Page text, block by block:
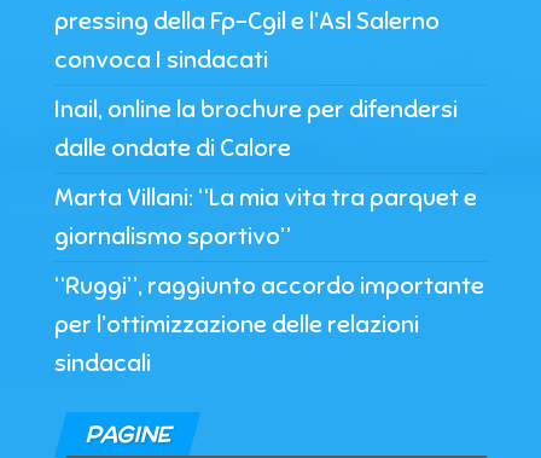
pressing della Fp-Cgil e l’Asl Salerno
convoca I sindacati
Inail, online la brochure per difendersi
dalle ondate di Calore
Marta Villani: “La mia vita tra parquet e
giornalismo sportivo”
“Ruggi”, raggiunto accordo importante
per l’ottimizzazione delle relazioni
sindacali
PAGINE